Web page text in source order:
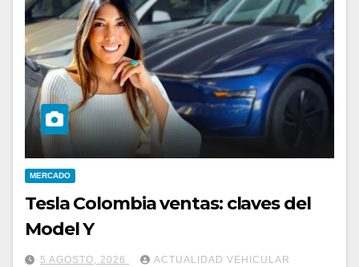
MERCADO
Tesla Colombia ventas: claves del
Model Y
5 AGOSTO, 2026 ACTUALIDAD VEHICULAR